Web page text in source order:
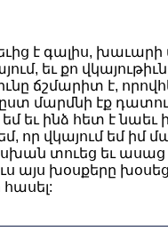
է գալիս, խաւարի
եւ քո
ճշմարիտ է,
ըստ մարմնի էք
եւ ինձ հետ է նաեւ
որ վկայում եմ իմ
տուեց եւ ասաց
այս խօսքերը